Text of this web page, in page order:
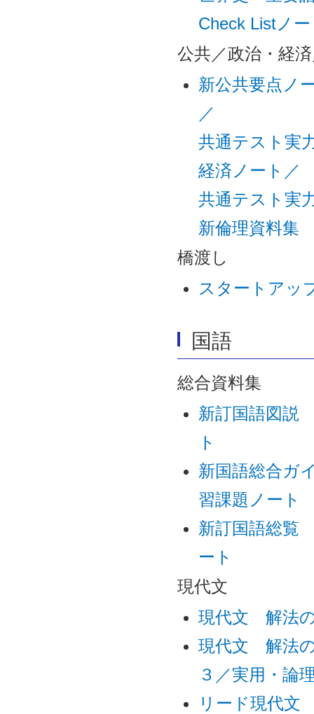
Check Listノ
公共／政治・経
新公共要点ノ
／
共通テスト実
経済ノート／
共通テスト実
新倫理資料集
橋渡し
スタートアッ
国語
総合資料集
新訂国語図
ト
新国語総合
習課題ノート
新訂国語総
ート
現代文
現代文 解法
現代文 解法
３／実用・論
リード現代文